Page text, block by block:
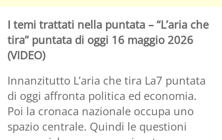
I temi trattati nella puntata – “L’aria che
tira” puntata di oggi 16 maggio 2026
(VIDEO)
Innanzitutto L’aria che tira La7 puntata
di oggi affronta politica ed economia.
Poi la cronaca nazionale occupa uno
spazio centrale. Quindi le questioni